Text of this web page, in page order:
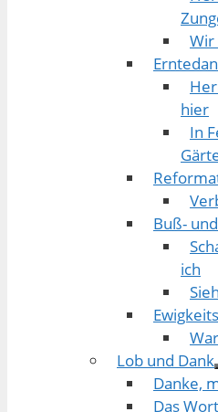
Wir
hier
In
Buß-
ich
Lob und Dank
Danke,
Das